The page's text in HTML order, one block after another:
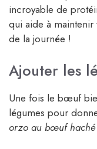
incroyable de
qui aide à maintenir
de la journée !
Ajouter les
Une fois le bœuf
légumes pour
orzo au bœuf